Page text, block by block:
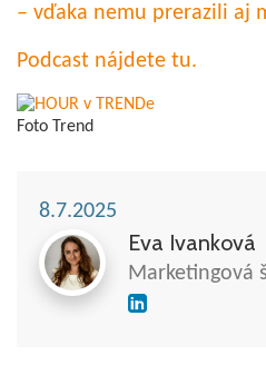
– vďaka nemu prerazili aj
Podcast nájdete tu.
Foto Trend
8.7.2025
Eva Ivanková
Marketingová